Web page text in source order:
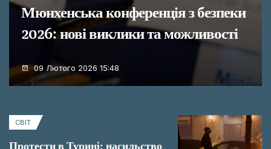
Мюнхенська конференція з безпеки
2026: нові виклики та можливості
09 Лютого 2026 15:48
СВІТ
Протести в Турині: насильство